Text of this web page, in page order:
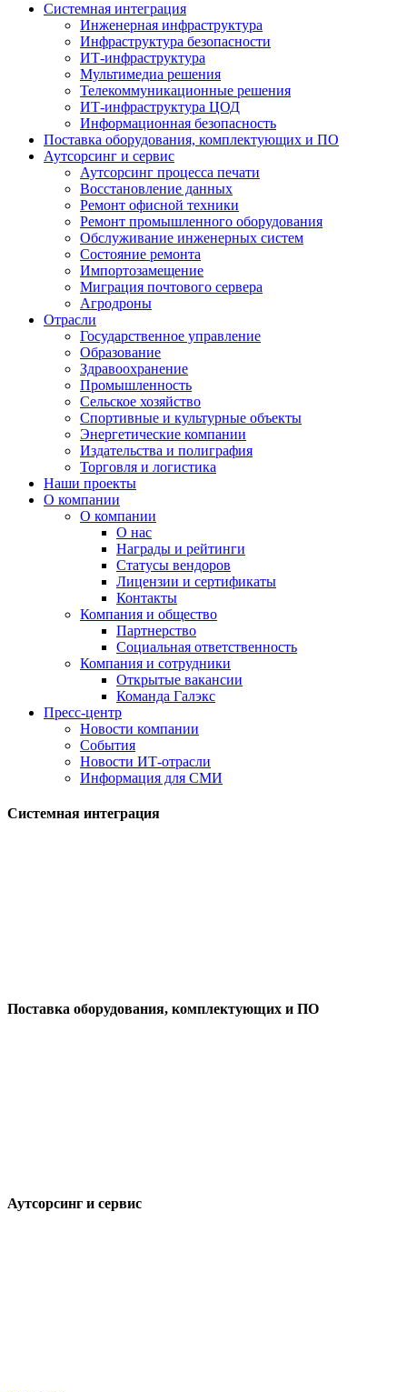
Системная интеграция
Инженерная инфраструктура
Инфраструктура безопасности
ИТ-инфраструктура
Мультимедиа решения
Телекоммуникационные решения
ИТ-инфраструктура ЦОД
Информационная безопасность
Поставка оборудования, комплектующих и ПО
Аутсорсинг и сервис
Аутсорсинг процесса печати
Восстановление данных
Ремонт офисной техники
Ремонт промышленного оборудования
Обслуживание инженерных систем
Состояние ремонта
Импортозамещение
Миграция почтового сервера
Агродроны
Отрасли
Государственное управление
Образование
Здравоохранение
Промышленность
Сельское хозяйство
Спортивные и культурные объекты
Энергетические компании
Издательства и полиграфия
Торговля и логистика
Наши проекты
О компании
О компании
О нас
Награды и рейтинги
Статусы вендоров
Лицензии и сертификаты
Контакты
Компания и общество
Партнерство
Социальная ответственность
Компания и сотрудники
Открытые вакансии
Команда Галэкс
Пресс-центр
Новости компании
События
Новости ИТ-отрасли
Информация для СМИ
Системная интеграция
Поставка оборудования, комплектующих и ПО
Аутсорсинг и сервис